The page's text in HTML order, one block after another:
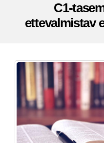
C1-
ettevalmistav